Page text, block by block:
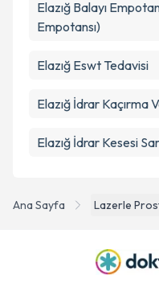
Ana Sayfa Lazerle
Elazığ Balayı
Empotansı)
Elazığ Eswt Tedavisi
Elazığ İdrar Kaçırma
Elazığ İdrar Kesesi